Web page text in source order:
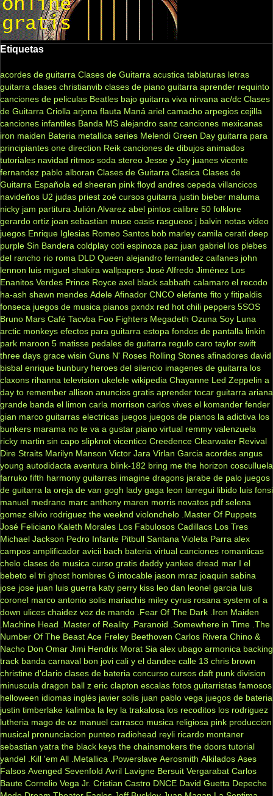
Etiquetas
acordes de guitarra Clases de Guitarra acustica tablaturas letras
guitarra clases christianvib clases de piano guitarra aprender requinto
canciones de peliculas Beatles bajo guitarra viva nirvana ac/dc Clases
de Guitarra Criolla arjona flauta Maná ariel camacho arpegios cejilla
canciones infantiles Banda MS alejandro sanz canciones mexicanas
iron maiden Bateria metallica series Melendi Green Day guitarra para
principiantes one direction Reik canciones de dibujos animados
tutoriales navidad ritmos soda stereo Jesse y Joy juanes vicente
fernandez pablo alboran Clases de Guitarra Clasica Clases de
Guitarra Española ed sheeran pink floyd andres cepeda villancicos
navideños U2 judas priest zoé cursos guitarra justin bieber maluma
nicky jam partitura Julión Alvarez abel pintos calibre 50 folklore
gerardo ortiz joan sebastian muse oasis rasgueos j balvin notas video
juegos Enrique Iglesias Romeo Santos bob marley camila cerati deep
purple Sin Bandera coldplay coti espinoza paz juan gabriel los plebes
del rancho rio roma DLD Queen alejandro fernandez caifanes john
lennon luis miguel shakira wallpapers José Alfredo Jiménez Los
Enanitos Verdes Prince Royce axel black sabbath calamaro el recodo
ha-ash shawn mendes Adele Afinador CNCO elefante fito y fitipaldis
fonseca juegos de musica pianos pxndx red hot chili peppers 5SOS
Bruno Mars Café Tacvba Foo Fighters Megadeth Ozuna Soy Luna
arctic monkeys efectos para guitarra estopa fondos de pantalla linkin
park maroon 5 matisse pedales de guitarra regulo caro taylor swift
three days grace wisin Guns N' Roses Rolling Stones afinadores david
bisbal enrique bunbury heroes del silencio imagenes de guitarra los
claxons rihanna television ukelele wikipedia Chayanne Led Zeppelin a
day to remember allison anuncios gratis aprender tocar guitarra ariana
grande banda el limon carla morrison carlos vives el komander fender
gian marco guitarras electricas juegos juegos de pianos la adictiva los
bunkers marama no te va a gustar piano virtual remmy valenzuela
ricky martin sin capo slipknot vicentico Creedence Clearwater Revival
Dire Straits Marilyn Manson Victor Jara Virlan Garcia acordes angus
young autodidacta aventura blink-182 bring me the horizon cosculluela
farruko fifth harmony guitarras imagine dragons jarabe de palo juegos
de guitarra la oreja de van gogh lady gaga leon larregui libido luis fonsi
manuel medrano marc anthony maren morris novatos pdf selena
gomez silvio rodriguez the weeknd violonchelo .Master Of Puppets
José Feliciano Kaleth Morales Los Fabulosos Cadillacs Los Tres
Michael Jackson Pedro Infante Pitbull Santana Violeta Parra alex
campos amplificador avicii bach bateria virtual canciones romanticas
chelo clases de musica curso gratis daddy yankee dread mar I el
bebeto el tri ghost hombres G intocable jason mraz joaquin sabina
jose jose juan luis guerra katy perry kiss leo dan leonel garcia luis
coronel marco antonio solis mariachis miley cyrus rosana system of a
down ulices chaidez voz de mando .Fear Of The Dark .Iron Maiden
.Machine Head
.Master of Reality .Paranoid .Somewhere in Time .The
Number Of The Beast Ace Freley Beethoven Carlos Rivera Chino &
Nacho Don Omar Jimi Hendrix Morat Sia alex ubago armonica backing
track banda carnaval bon jovi cali y el dandee calle 13 chris brown
christine d'clario clases de bateria concurso cursos daft punk division
minuscula dragon ball z eric clapton escalas fotos guitarristas famosos
helloween idiomas inglés javier solis juan pablo vega juegos de bateria
justin timberlake kalimba la ley la trakalosa los recoditos los rodriguez
lutheria mago de oz manuel carrasco musica religiosa pink produccion
musical pronunciacion punteo radiohead reyli ricardo montaner
sebastian yatra the black keys the chainsmokers the doors tutorial
yandel .Kill 'em All .Metallica .Powerslave Aerosmith Alkilados Ases
Falsos Avenged Sevenfold Avril Lavigne Bersuit Vergarabat Carlos
Baute Cornelio Vega Jr. Cristian Castro DNCE David Guetta Depeche